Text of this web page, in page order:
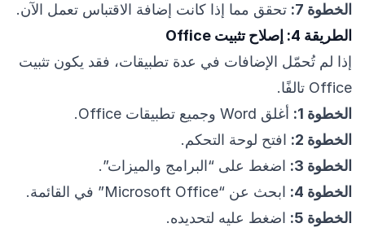
الخطوة 7:
تحقق مما إذا كانت إضافة الاقتباس تعمل الآن.
الطريقة 4: إصلاح تثبيت Office
إذا لم تُحمّل الإضافات في عدة تطبيقات، فقد يكون تثبيت
Office تالفًا.
الخطوة 1:
أغلق Word وجميع تطبيقات Office.
الخطوة 2:
افتح لوحة التحكم.
الخطوة 3:
اضغط على “البرامج والميزات”.
الخطوة 4:
ابحث عن “Microsoft Office” في القائمة.
الخطوة 5:
اضغط عليه لتحديده.